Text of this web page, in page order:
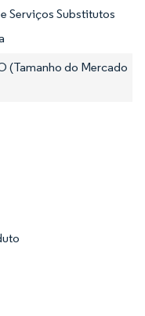
Serviços Substitutos
(Tamanho do Mercado